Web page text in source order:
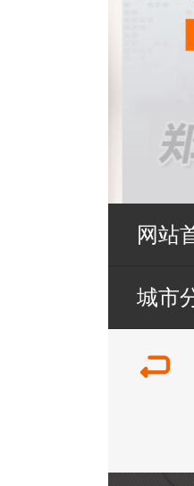
网站
城市